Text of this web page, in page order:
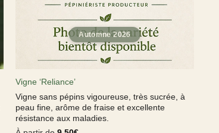
Vigne ‘Reliance’
Vigne sans pépins vigoureuse, très sucrée, à
peau fine, arôme de fraise et excellente
résistance aux maladies.